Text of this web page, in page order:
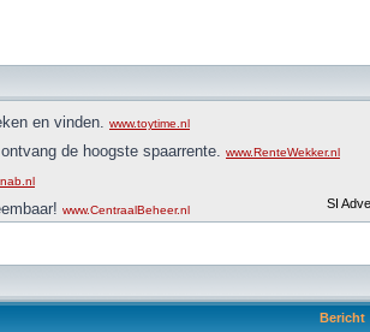
Bericht